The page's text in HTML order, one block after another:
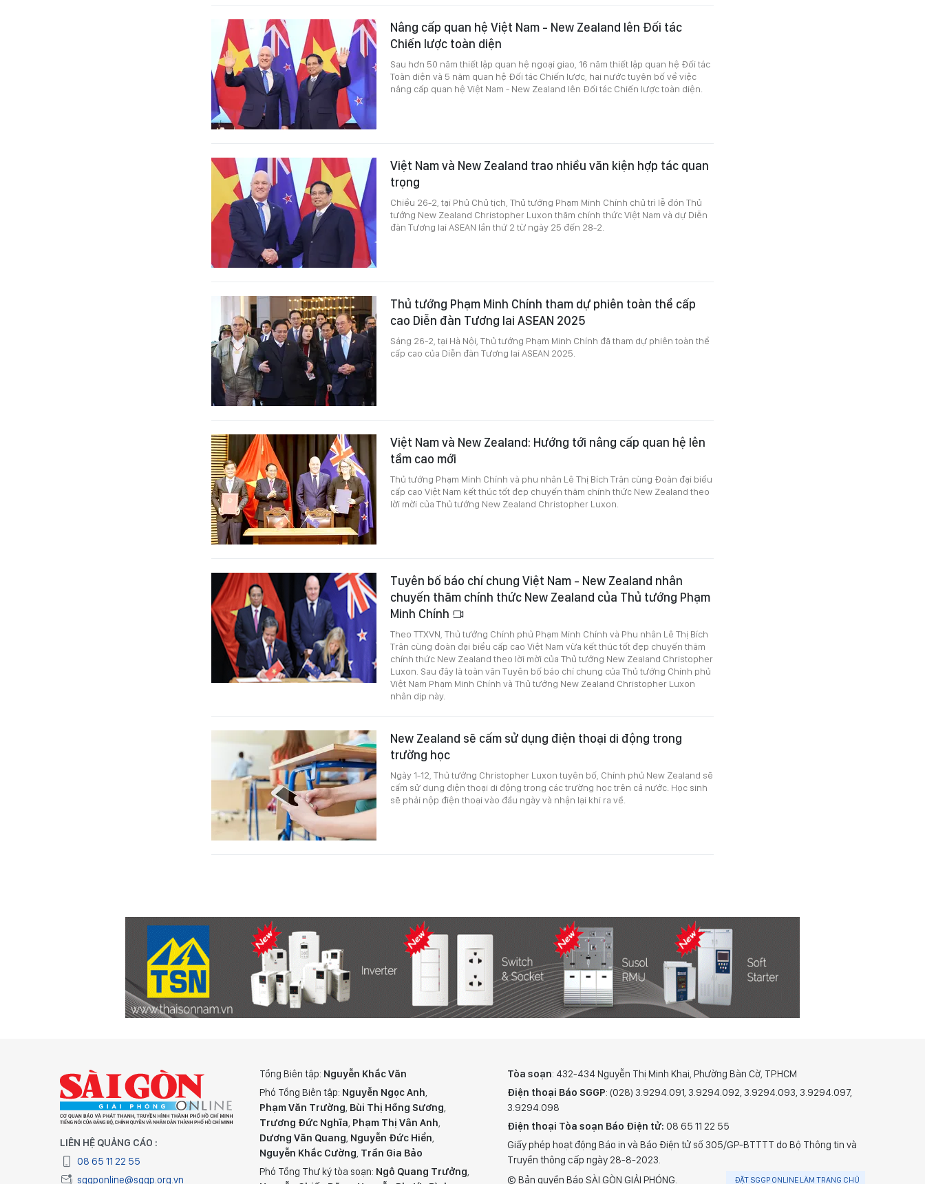
Nâng cấp quan hệ Việt Nam - New Zealand lên Đối tác
Chiến lược toàn diện
Sau hơn 50 năm thiết lập quan hệ ngoại giao, 16 năm thiết lập quan hệ Đối tác
Toàn diện và 5 năm quan hệ Đối tác Chiến lược, hai nước tuyên bố về việc
nâng cấp quan hệ Việt Nam - New Zealand lên Đối tác Chiến lược toàn diện.
Việt Nam và New Zealand trao nhiều văn kiện hợp tác quan
trọng
Chiều 26-2, tại Phủ Chủ tịch, Thủ tướng Phạm Minh Chính chủ trì lễ đón Thủ
tướng New Zealand Christopher Luxon thăm chính thức Việt Nam và dự Diễn
đàn Tương lai ASEAN lần thứ 2 từ ngày 25 đến 28-2.
Thủ tướng Phạm Minh Chính tham dự phiên toàn thể cấp
cao Diễn đàn Tương lai ASEAN 2025
Sáng 26-2, tại Hà Nội, Thủ tướng Phạm Minh Chính đã tham dự phiên toàn thể
cấp cao của Diễn đàn Tương lai ASEAN 2025.
Việt Nam và New Zealand: Hướng tới nâng cấp quan hệ lên
tầm cao mới
Thủ tướng Phạm Minh Chính và phu nhân Lê Thị Bích Trân cùng Đoàn đại biểu
cấp cao Việt Nam kết thúc tốt đẹp chuyến thăm chính thức New Zealand theo
lời mời của Thủ tướng New Zealand Christopher Luxon.
Tuyên bố báo chí chung Việt Nam - New Zealand nhân
chuyến thăm chính thức New Zealand của Thủ tướng Phạm
Minh Chính
Theo TTXVN, Thủ tướng Chính phủ Phạm Minh Chính và Phu nhân Lê Thị Bích
Trân cùng đoàn đại biểu cấp cao Việt Nam vừa kết thúc tốt đẹp chuyến thăm
chính thức New Zealand theo lời mời của Thủ tướng New Zealand Christopher
Luxon. Sau đây là toàn văn Tuyên bố báo chí chung của Thủ tướng Chính phủ
Việt Nam Phạm Minh Chính và Thủ tướng New Zealand Christopher Luxon
nhân dịp này.
New Zealand sẽ cấm sử dụng điện thoại di động trong
trường học
Ngày 1-12, Thủ tướng Christopher Luxon tuyên bố, Chính phủ New Zealand sẽ
cấm sử dụng điện thoại di động trong các trường học trên cả nước. Học sinh
sẽ phải nộp điện thoại vào đầu ngày và nhận lại khi ra về.
LIÊN HỆ QUẢNG CÁO :
08 65 11 22 55
sggponline@sggp.org.vn
Tổng Biên tập: Nguyễn Khắc Văn
Phó Tổng Biên tập: Nguyễn Ngọc Anh,
Phạm Văn Trường, Bùi Thị Hồng Sương,
Trương Đức Nghĩa, Phạm Thị Vân Anh,
Dương Văn Quang, Nguyễn Đức Hiển,
Nguyễn Khắc Cường, Trần Gia Bảo
Phó Tổng Thư ký tòa soạn: Ngô Quang Trưởng,
Tòa soạn: 432-434 Nguyễn Thị Minh Khai, Phường Bàn Cờ, TP.HCM
Điện thoại Báo SGGP: (028) 3.9294.091, 3.9294.092, 3.9294.093, 3.9294.097,
3.9294.098
Điện thoại Tòa soạn Báo Điện tử: 08 65 11 22 55
Giấy phép hoạt động Báo in và Báo Điện tử số 305/GP-BTTTT do Bộ Thông tin và
Truyền thông cấp ngày 28-8-2023.
© Bản quyền Báo SÀI GÒN GIẢI PHÓNG.
ĐẶT SGGP ONLINE LÀM TRANG CHỦ